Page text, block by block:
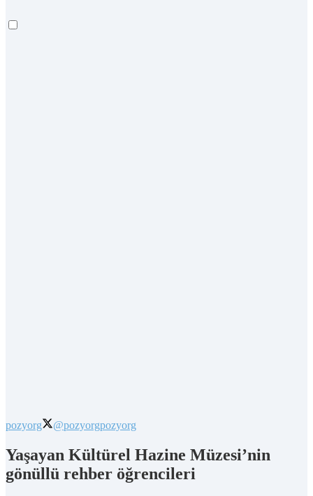
pozyorg @pozyorgpozyorg
Yaşayan Kültürel Hazine Müzesi’nin
gönüllü rehber öğrencileri